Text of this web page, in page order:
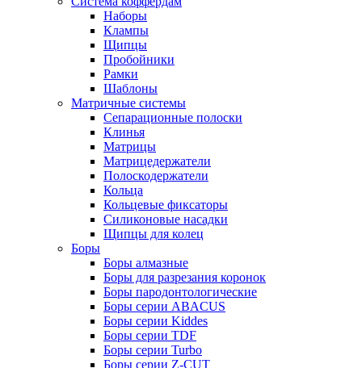
Наборы
Клампы
Щипцы
Пробойники
Рамки
Шаблоны
Матричные системы
Сепарационные полоски
Клинья
Матрицы
Матрицедержатели
Полоскодержатели
Кольца
Кольцевые фиксаторы
Силиконовые насадки
Щипцы для колец
Боры
Боры алмазные
Боры для разрезания коронок
Боры пародонтологические
Боры серии ABACUS
Боры серии Kiddes
Боры серии TDF
Боры серии Turbo
Боры серии Z-CUT